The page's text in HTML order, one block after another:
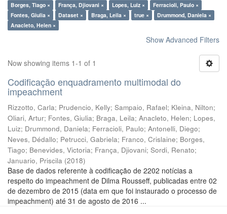
Borges, Tiago × França, Djiovani × Lopes, Luiz ×
Ferracioli, Paulo ×
Fontes, Giulia ×
Dataset × Braga, Leila × true ×
Drummond, Daniela ×
Anacleto, Helen ×
Show Advanced Filters
Now showing items 1-1 of 1
Codificação enquadramento multimodal do
impeachment
Rizzotto, Carla; Prudencio, Kelly; Sampaio, Rafael; Kleina, Nilton;
Oliari, Artur; Fontes, Giulia; Braga, Leila; Anacleto, Helen; Lopes,
Luiz; Drummond, Daniela; Ferracioli, Paulo; Antonelli, Diego;
Neves, Dédallo; Petrucci, Gabriela; Franco, Crislaine; Borges,
Tiago; Benevides, Victoria; França, Djiovani; Sordi, Renato;
Januario, Priscila (2018)
Base de dados referente à codificação de 2202 notícias a
respeito do impeachment de Dilma Rousseff, publicadas entre 02
de dezembro de 2015 (data em que foi instaurado o processo de
impeachment) até 31 de agosto de 2016 ...